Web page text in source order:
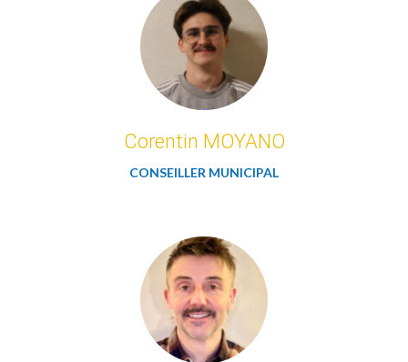
Corentin MOYANO
CONSEILLER MUNICIPAL